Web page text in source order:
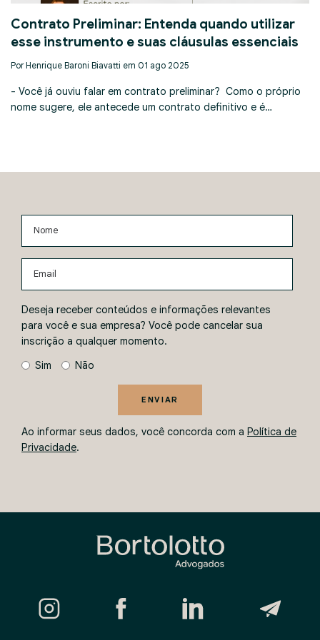
Contrato Preliminar: Entenda quando utilizar
esse instrumento e suas cláusulas essenciais
Por Henrique Baroni Biavatti em 01 ago 2025
- Você já ouviu falar em contrato preliminar? Como o próprio
nome sugere, ele antecede um contrato definitivo e é…
Deseja receber conteúdos e informações relevantes
para você e sua empresa? Você pode cancelar sua
inscrição a qualquer momento.
Sim
Não
ENVIAR
Ao informar seus dados, você concorda com a Política de
Privacidade.